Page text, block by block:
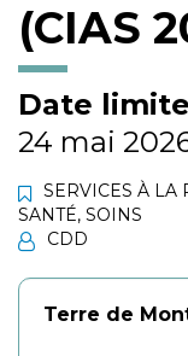
(CIAS
Date
24 mai
SERVICES À LA
SANTÉ, SOINS
CDD
Terre de